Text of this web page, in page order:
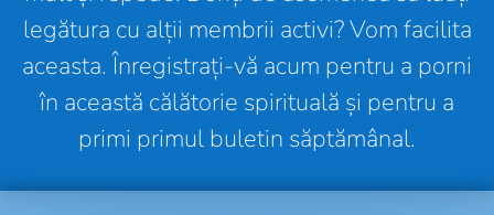
legătura cu alții membrii activi? Vom facilita
aceasta. Înregistrați-vă acum pentru a porni
în această călătorie spirituală și pentru a
primi primul buletin săptămânal.